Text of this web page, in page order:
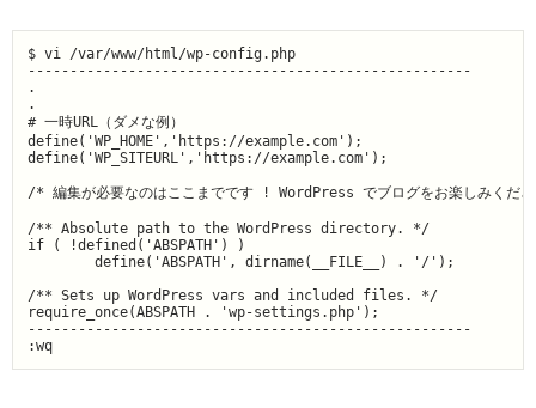
$ vi /var/www/html/wp-config.php
-----------------------------------------------------
.
.
# 一時URL（ダメな例）
define('WP_HOME','https://example.com');
define('WP_SITEURL','https://example.com');
/* 編集が必要なのはここまでです ! WordPress でブログをお楽しみくだ
/** Absolute path to the WordPress directory. */
if ( !defined('ABSPATH') )
        define('ABSPATH', dirname(__FILE__) . '/');
/** Sets up WordPress vars and included files. */
require_once(ABSPATH . 'wp-settings.php');
-----------------------------------------------------
:wq